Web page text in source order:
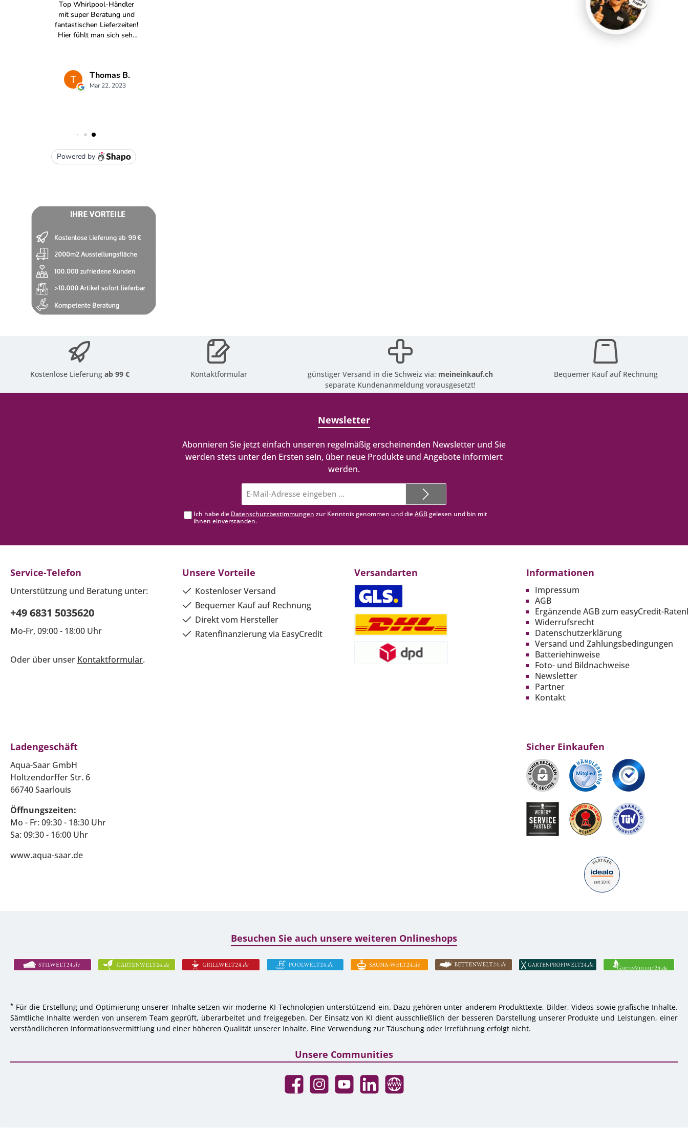
Kostenlose Lieferungab 99 € Kontaktformular günstiger Versand in die Schweiz via: meineinkauf.ch
separate Kundenanmeldung vorausgesetzt!
Bequemer Kauf auf Rechnung
Newsletter
Abonnieren Sie jetzt einfach unseren regelmäßig erscheinenden Newsletter und Sie
werden stets unter den Ersten sein, über neue Produkte und Angebote informiert
werden.
Mail-
Adresse*
Ich habe die Datenschutzbestimmungen zur Kenntnis genommen und dieAGBgelesen und bin mit
ihnen einverstanden.
Service-Telefon
Unterstützung und Beratung unter:
+49 6831 5035620
Mo-Fr, 09:00 - 18:00 Uhr
Oder über unser Kontaktformular.
Unsere Vorteile
Kostenloser Versand
Bequemer Kauf auf Rechnung
Direkt vom Hersteller
Ratenfinanzierung via EasyCredit
Versandarten Informationen
Impressum
AGB
Ergänzende AGB zum easyCredit-
Widerrufsrecht
Datenschutzerklärung
Versand und Zahlungsbedingungen
Batteriehinweise
Foto- und Bildnachweise
Newsletter
Partner
Kontakt
Ladengeschäft
Aqua-Saar GmbH
Holtzendorffer Str. 6
66740 Saarlouis
Öffnungszeiten:
Mo - Fr: 09:30 - 18:30 Uhr
Sa: 09:30 - 16:00 Uhr
www.aqua-saar.de
Sicher Einkaufen
Besuchen Sie auch unsere weiteren Onlineshops
* Für die Erstellung und Optimierung unserer Inhalte setzen wir moderne KI-Technologien unterstützend ein. Dazu gehören unter anderem Produkttexte, Bilder, Videos sowie grafische Inhalte.
Sämtliche Inhalte werden von unserem Team geprüft, überarbeitet und freigegeben. Der Einsatz von KI dient ausschließlich der besseren Darstellung unserer Produkte und Leistungen, einer
verständlicheren Informationsvermittlung und einer höheren Qualität unserer Inhalte. Eine Verwendung zur Täuschung oder Irreführung erfolgt nicht.
Unsere Communities
FacebookInstagramYouTubeLinkedInWebsite